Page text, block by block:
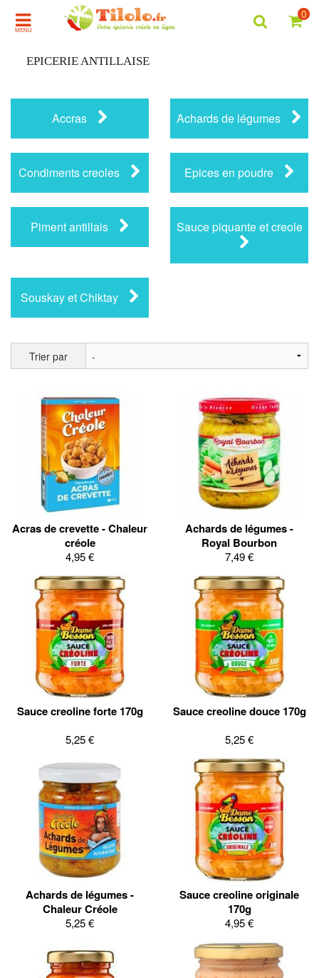
MENU
0
EPICERIE ANTILLAISE
Accras Achards de légumes
Condiments creoles Epices en poudre
Piment antillais Sauce piquante et creole
Souskay et Chiktay
Trier par
Acras de crevette - Chaleur
créole
4,95 €
Achards de légumes -
Royal Bourbon
7,49 €
Sauce creoline forte 170g
5,25 €
Sauce creoline douce 170g
5,25 €
Achards de légumes -
Chaleur Créole
5,25 €
Sauce creoline originale
170g
4,95 €